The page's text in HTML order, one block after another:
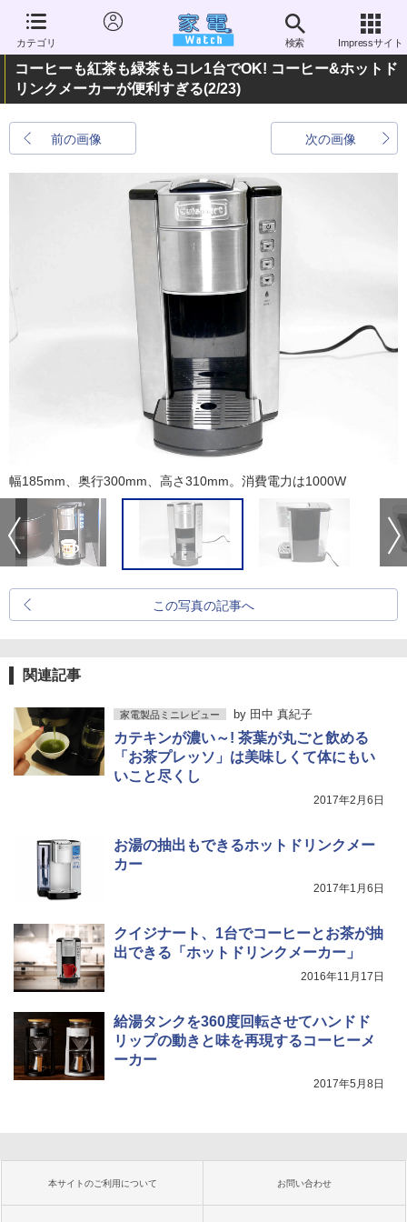
カテゴリ 検索 Impressサイト
コーヒーも紅茶も緑茶もコレ1台でOK! コーヒー&ホットド
リンクメーカーが便利すぎる(2/23)
前の画像 次の画像
幅185mm、奥行300mm、高さ310mm。消費電力は1000W
この写真の記事へ
関連記事
家電製品ミニレビュー by 田中 真紀子
カテキンが濃い～! 茶葉が丸ごと飲める
「お茶プレッソ」は美味しくて体にもい
いこと尽くし
2017年2月6日
お湯の抽出もできるホットドリンクメー
カー
2017年1月6日
クイジナート、1台でコーヒーとお茶が抽
出できる「ホットドリンクメーカー」
2016年11月17日
給湯タンクを360度回転させてハンドド
リップの動きと味を再現するコーヒーメ
ーカー
2017年5月8日
本サイトのご利用について お問い合わせ